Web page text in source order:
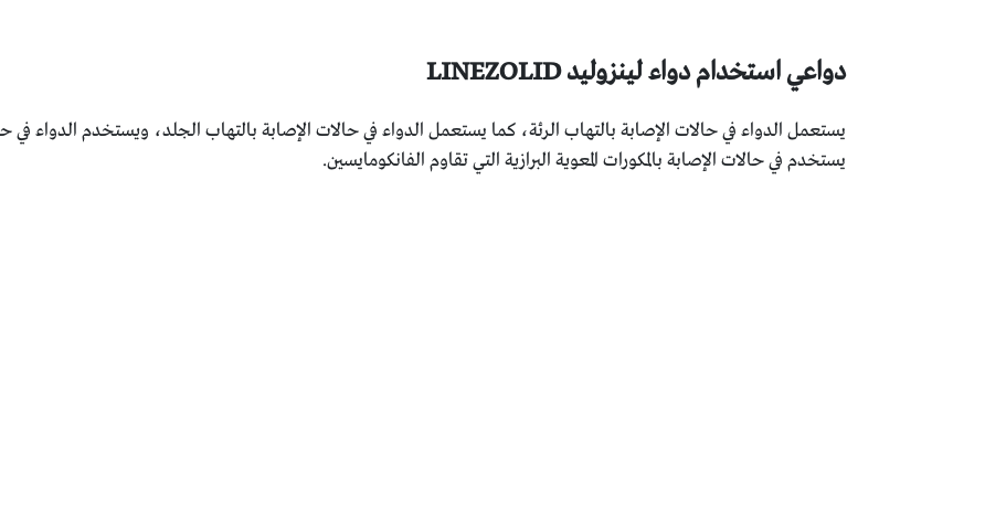
دواعي استخدام دواء لينزوليد LINEZOLID
يستعمل الدواء في حالات الإصابة بالتهاب الرئة، كما يستعمل الدواء في حالات الإصابة بالتهاب الجلد، ويستخدم الدواء في
يستخدم في حالات الإصابة بالمكورات المعوية البرازية التي تقاوم الفانكومايسين.